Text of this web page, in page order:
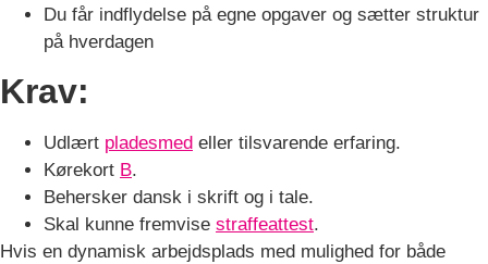
Du får indflydelse på egne opgaver og sætter struktur
på hverdagen
Krav:
Udlært pladesmed eller tilsvarende erfaring.
Kørekort B.
Behersker dansk i skrift og i tale.
Skal kunne fremvise straffeattest.
Hvis en dynamisk arbejdsplads med mulighed for både